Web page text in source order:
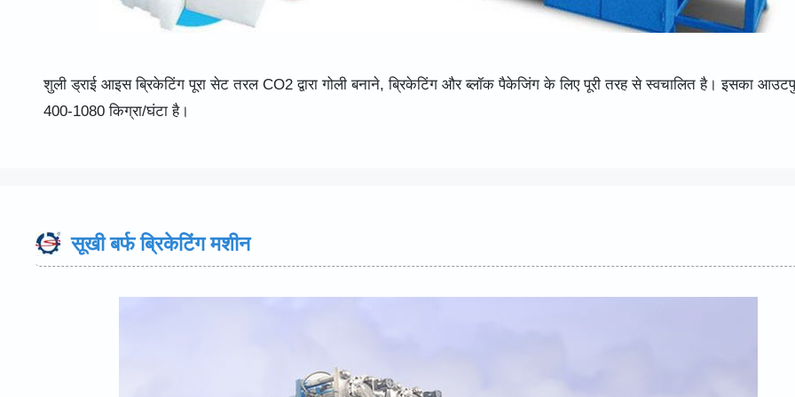
शुली ड्राई आइस ब्रिकेटिंग पूरा सेट तरल CO2 द्वारा गोली बनाने, ब्रिकेटिंग और ब्लॉक पैकेजिंग के लिए पूरी तरह से स्वचालित है। इसका
400-1080 किग्रा/घंटा है।
सूखी बर्फ ब्रिकेटिंग मशीन